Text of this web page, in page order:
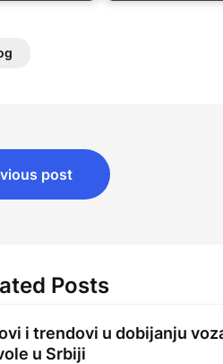
post
Posts
i trendovi u dobijanju
u Srbiji